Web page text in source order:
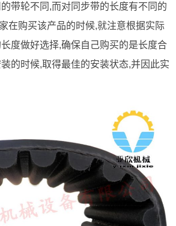
带轮不同,而对同步带的长度有不同的
在购买该产品的时候,就注意根据实际
度做好选择,确保自己购买的是长度合
的时候,取得最佳的安装状态,并因此实